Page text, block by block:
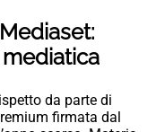
da parte di
firmata dal